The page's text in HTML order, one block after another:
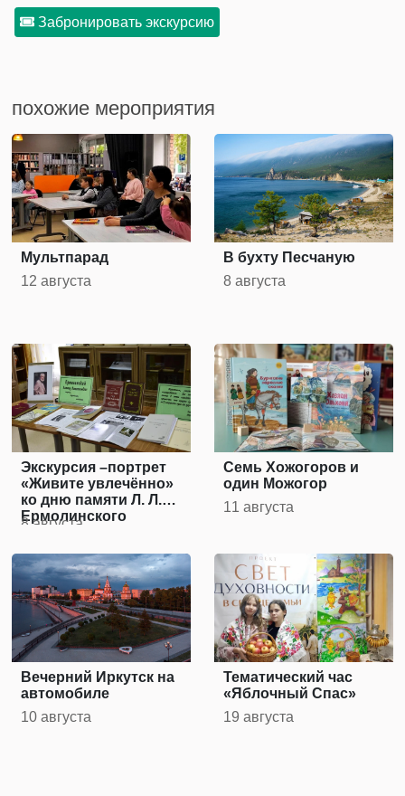
Забронировать экскурсию
похожие мероприятия
Мультпарад
12 августа
В бухту Песчаную
8 августа
Экскурсия –портрет
«Живите увлечённо»
ко дню памяти Л. Л.
Ермолинского
8 августа
Семь Хожогоров и
один Можогор
11 августа
Вечерний Иркутск на
автомобиле
10 августа
Тематический час
«Яблочный Спас»
19 августа